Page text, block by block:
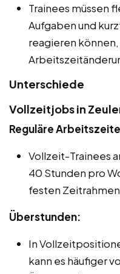
Trainees müssen
Aufgaben und
reagieren
Unterschiede
Vollzeitjobs in
Reguläre
Vollzeit-Trainees
40 Stunden pro
festen Zeitrahmen
Überstunden:
In
kann es häufiger